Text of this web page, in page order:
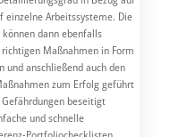
einzelne Arbeitssysteme. Die
dann ebenfalls
Maßnahmen in Form
anschließend auch den
zum Erfolg geführt
beseitigt
und schnelle